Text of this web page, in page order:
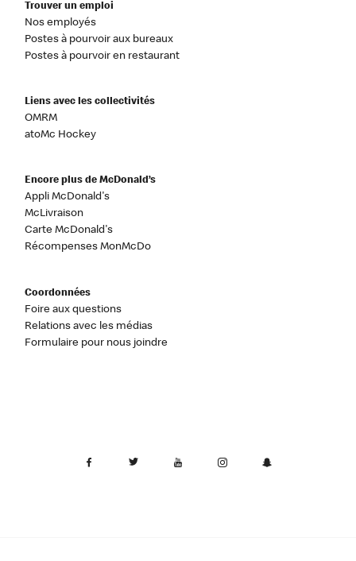
Trouver un emploi
Nos employés
Postes à pourvoir aux bureaux
Postes à pourvoir en restaurant
Liens avec les collectivités
OMRM
atoMc Hockey
Encore plus de McDonald’s
Appli McDonald's
McLivraison
Carte McDonald's
Récompenses MonMcDo
Coordonnées
Foire aux questions
Relations avec les médias
Formulaire pour nous joindre